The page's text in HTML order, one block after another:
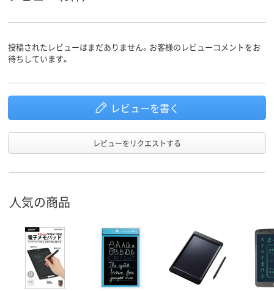
投稿されたレビューはまだありません。お客様のレビューコメントをお
待ちしています。
レビューを書く
レビューをリクエストする
人気の商品